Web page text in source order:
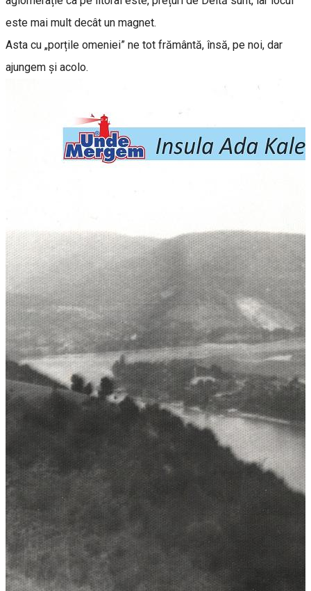
este mai mult decât un magnet.
Asta cu „porțile omeniei” ne tot frământă, însă, pe noi, dar
ajungem și acolo.